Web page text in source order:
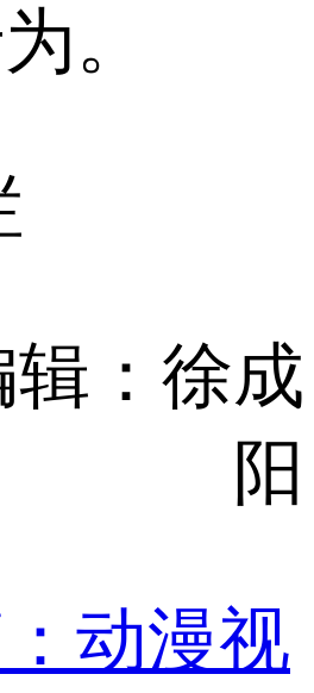
。
：徐成
阳
动漫视